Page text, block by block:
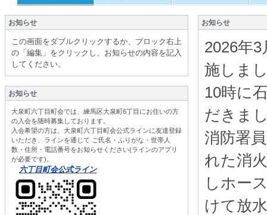
お知らせ
この画面をダブルクリックするか、ブロック右上
の「編集」をクリックし、お知らせの内容を記入
してください。
お知らせ
大泉町六丁目町会では、練馬区大泉町6丁目にお住いの方
の入会を随時募集しております。
入会希望の方は、大泉町六丁目町会公式ラインに友達登録
いただき、ラインを通じて ご氏名・ふりがな・世帯人
数・住所・電話番号をお知らせください(ラインのアプリ
が必要です)。
六丁目町会公式ライン
お知らせ
2026年
施しま
10時に
だきま
消防署
れた消
しホー
けて放